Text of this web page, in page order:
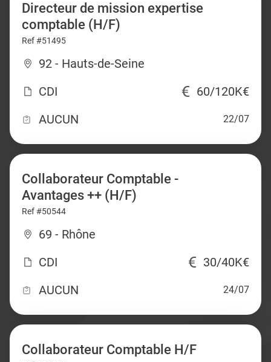
Directeur de mission expertise
comptable (H/F)
Ref #51495
92 - Hauts-de-Seine
CDI
60/120K€
AUCUN
22/07
Collaborateur Comptable -
Avantages ++ (H/F)
Ref #50544
69 - Rhône
CDI
30/40K€
AUCUN
24/07
Collaborateur Comptable H/F